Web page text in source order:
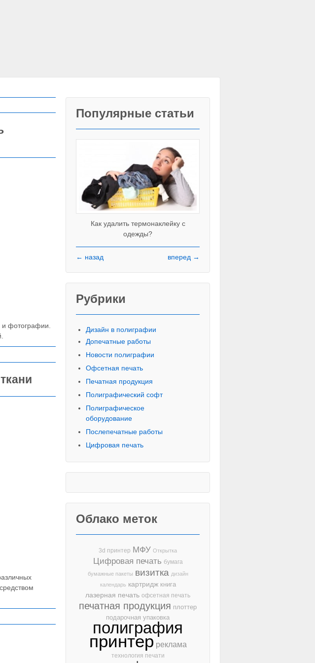
фотографии.
Популярные статьи
Как удалить термонаклейку с
одежды?
Красивые печатные буквы
← назад вперед →
Рубрики
Дизайн в полиграфии
Допечатные работы
Новости полиграфии
Офсетная печать
Печатная продукция
Полиграфический софт
Полиграфическое
оборудование
Послепечатные работы
Цифровая печать
Облако меток
3d принтер МФУ Открытка
Цифровая печать бумага
бумажные пакеты визитка дизайн
календарь картридж книга
лазерная печать офсетная печать
печатная продукция плоттер
подарочная упаковка
полиграфия
принтер реклама
технология печати